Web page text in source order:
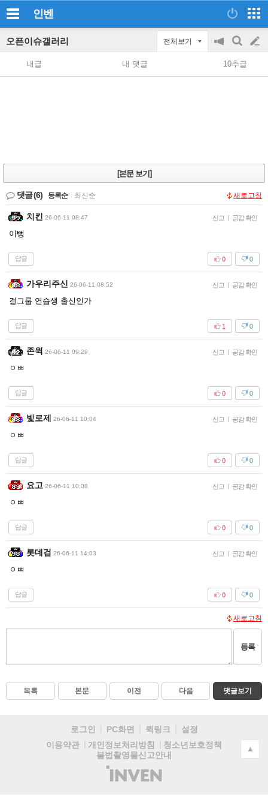
인벤
오픈이슈갤러리 전체보기
공
지
on/off
검
색
글
쓰
내글 내 댓글 10추글
[본문 보기]
댓글(6) 등록순 최신순 새로고침
치킨 26-06-11 08:47 신고 | 공감 확인
이뻥
답글 0
0
가우리주신 26-06-11 08:52 신고 | 공감 확인
걸그룹 연습생 출신인가
답글 0
1
존윅 26-06-11 09:29 신고 | 공감 확인
ㅇㅃ
답글 0
0
빛로제 26-06-11 10:04 신고 | 공감 확인
ㅇㅃ
답글 0
0
요고 26-06-11 10:08 신고 | 공감 확인
ㅇㅃ
답글 0
0
롯데검 26-06-11 14:03 신고 | 공감 확인
ㅇㅃ
답글 0
0
새로고침
등록
목록 본문 이전 다음 댓글보기
로그인 PC화면 퀵링크
설정
이용약관
개인정보처리방침
청소년보호정책
불법촬영물신고안내
(주)
인
▲